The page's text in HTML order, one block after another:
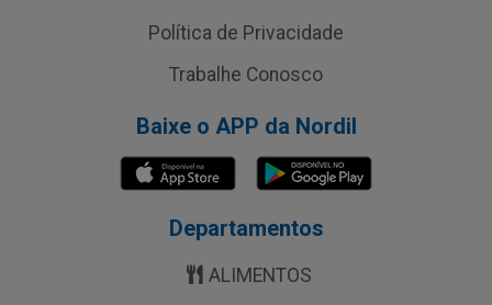
Política de Privacidade
Trabalhe Conosco
Baixe o APP da Nordil
Departamentos
ALIMENTOS